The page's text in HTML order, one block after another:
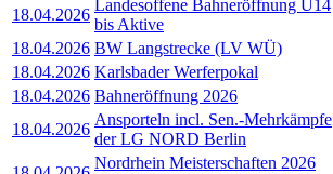
18.04.2026
Landesoffene Bahneröffnung U14
bis Aktive
18.04.2026 BW Langstrecke (LV WÜ)
18.04.2026 Karlsbader Werferpokal
18.04.2026 Bahneröffnung 2026
18.04.2026
Ansporteln incl. Sen.-Mehrkämpfe
der LG NORD Berlin
Nordrhein Meisterschaften 2026